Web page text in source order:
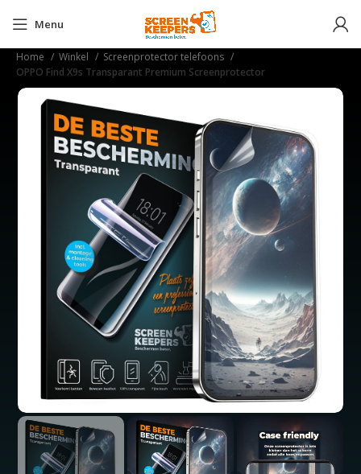
Menu
Home Winkel
Screenprotector telefoons
OPPO Find X9s Transparant Premium Screenprotector